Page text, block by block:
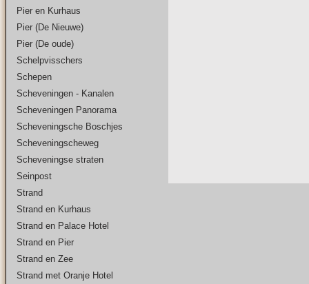
Pier en Kurhaus
Pier (De Nieuwe)
Pier (De oude)
Schelpvisschers
Schepen
Scheveningen - Kanalen
Scheveningen Panorama
Scheveningsche Boschjes
Scheveningscheweg
Scheveningse straten
Seinpost
Strand
Strand en Kurhaus
Strand en Palace Hotel
Strand en Pier
Strand en Zee
Strand met Oranje Hotel